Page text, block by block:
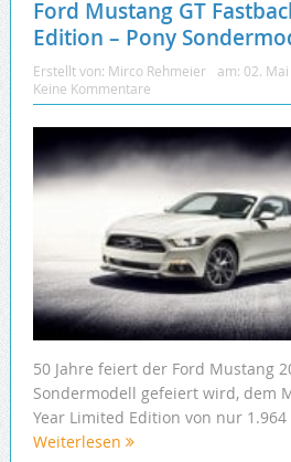
Ford Mustang GT
Edition – Pony
Erstellt von: Mirco Rehmeier am: 02.
Keine Kommentare
50 Jahre feiert der Ford Mustang
Sondermodell gefeiert wird, dem
Year Limited Edition von nur 1.964
Weiterlesen